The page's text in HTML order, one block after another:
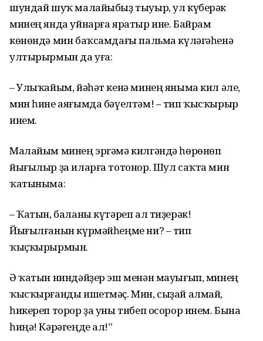
шундай шуҡ малайыбыҙ тыуыр, ул күберәк
минең янда уйнарға яратыр ине. Байрам
көнөндә мин баҡсамдағы пальма күләгәһенә
ултырырмын да уға:
– Улыҡайым, йәһәт кенә минең яныма кил әле,
мин һине аяғымда бәүелтәм! – тип ҡысҡырыр
инем.
Малайым минең эргәмә килгәндә һөрөнөп
йығылыр ҙа иларға тотонор. Шул саҡта мин
ҡатыныма:
– Ҡатын, баланы күтәреп ал тиҙерәк!
Йығылғанын күрмәйһеңме ни? – тип
ҡыҫҡырырмын.
Ә ҡатын ниндәйҙер эш менән мауығып, минең
ҡысҡырғанды ишетмәҫ. Мин, сыҙай алмай,
һикереп торор ҙа уны тибеп осорор инем. Бына
һиңә! Кәрәгеңде ал!”